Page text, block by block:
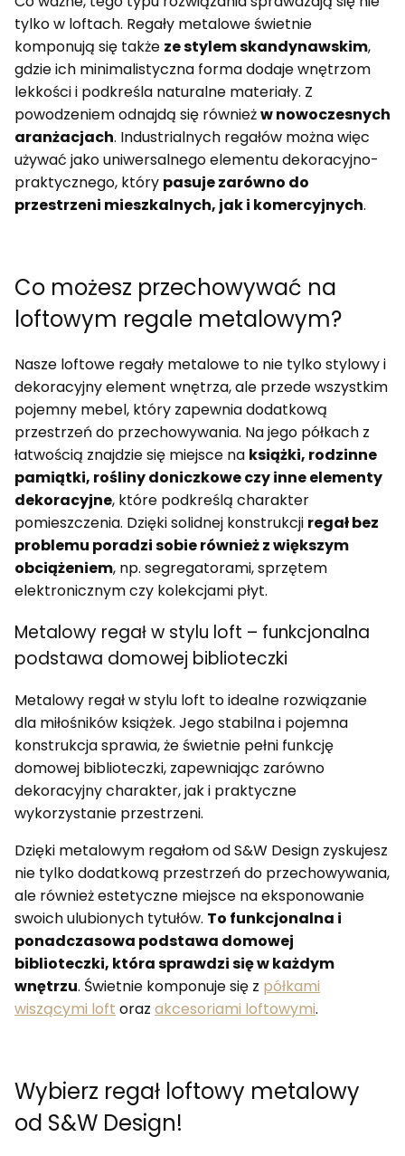
tylko w loftach. Regały metalowe świetnie
komponują się także ze stylem skandynawskim,
gdzie ich minimalistyczna forma dodaje wnętrzom
lekkości i podkreśla naturalne materiały. Z
powodzeniem odnajdą się równieżw nowoczesnych
aranżacjach. Industrialnych regałów można więc
używać jako uniwersalnego elementu dekoracyjno-
praktycznego, który pasuje zarówno do
przestrzeni mieszkalnych, jak i komercyjnych.
Co możesz przechowywać na
loftowym regale metalowym?
Nasze loftowe regały metalowe to nie tylko stylowy i
dekoracyjny element wnętrza, ale przede wszystkim
pojemny mebel, który zapewnia dodatkową
przestrzeń do przechowywania. Na jego półkach z
łatwością znajdzie się miejsce na książki, rodzinne
pamiątki, rośliny doniczkowe czy inne elementy
dekoracyjne, które podkreślą charakter
pomieszczenia. Dzięki solidnej konstrukcji regał bez
problemu poradzi sobie również z większym
obciążeniem, np. segregatorami, sprzętem
elektronicznym czy kolekcjami płyt.
Metalowy regał w stylu loft – funkcjonalna
podstawa domowej biblioteczki
Metalowy regał w stylu loft to idealne rozwiązanie
dla miłośników książek. Jego stabilna i pojemna
konstrukcja sprawia, że świetnie pełni funkcję
domowej biblioteczki, zapewniając zarówno
dekoracyjny charakter, jak i praktyczne
wykorzystanie przestrzeni.
Dzięki metalowym regałom od S&W Design zyskujesz
nie tylko dodatkową przestrzeń do przechowywania,
ale również estetyczne miejsce na eksponowanie
swoich ulubionych tytułów. To funkcjonalna i
ponadczasowa podstawa domowej
biblioteczki, która sprawdzi się w każdym
wnętrzu. Świetnie komponuje się z półkami
wiszącymi loft oraz akcesoriami loftowymi.
Wybierz regał loftowy metalowy
od S&W Design!